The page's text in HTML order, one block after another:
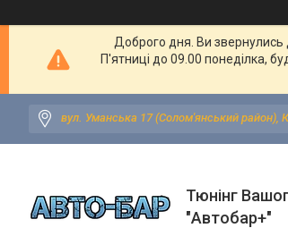
Доброго дня. Ви звернулись
П'ятниці до 09.00 понеділка,
вул. Уманська 17 (Солом'янський район),
Тюнінг
"Автобар+"